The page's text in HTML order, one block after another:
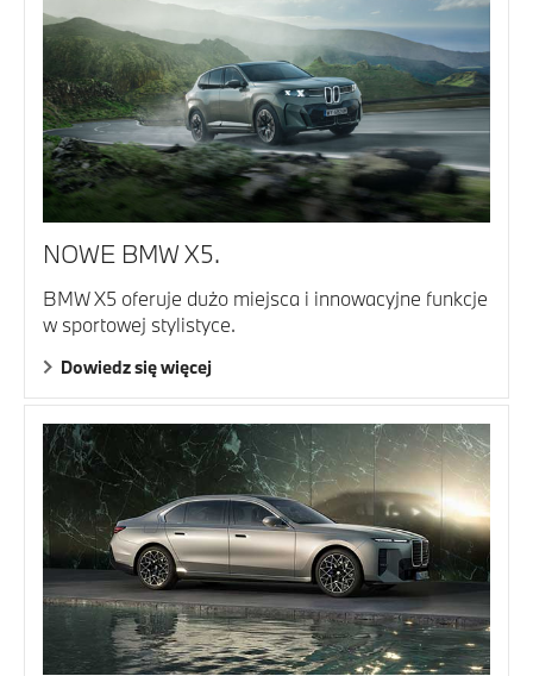
NOWE BMW X5.
BMW X5 oferuje dużo miejsca i innowacyjne funkcje
w sportowej stylistyce.
Dowiedz się więcej